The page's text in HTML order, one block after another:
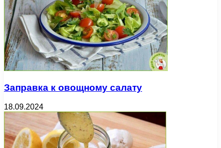
Заправка к овощному салату
18.09.2024